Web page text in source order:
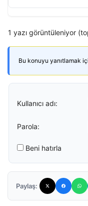
1 yazı görüntüleniyor
Bu konuyu yanıtlamak
Kullanıcı adı:
Parola:
Beni hatırla
Paylaş: